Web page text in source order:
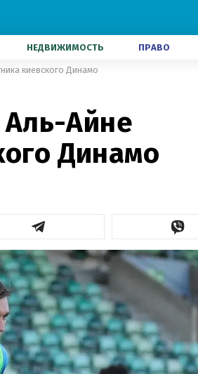
НЕДВИЖИМОСТЬ ПРАВО
киевского Динамо
Аль-Айне
Динамо